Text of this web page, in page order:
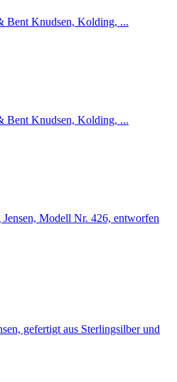
Bent Knudsen, Kolding, ...
Bent Knudsen, Kolding, ...
Modell Nr. 426, entworfen
gefertigt aus Sterlingsilber und